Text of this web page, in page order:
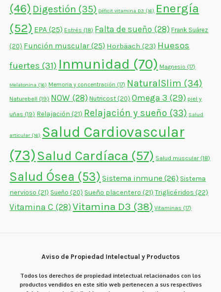
(46) Digestión (35) Déficit vitamina D3 (16) Energía
(52) EPA (25) Estrés (18) Falta de sueño (28) Frank Suárez
(20) Función muscular (25) Horbäach (23) Huesos
fuertes (31) Inmunidad (70) Magnesio (17)
Melatonina (16) Memoria y concentración (17) NaturalSlim (34)
Naturebell (19) NOW (28) Nutricost (20) Omega 3 (29) piel y
uñas (19) Relajación (21) Relajación y sueño (33) Salud
articular (16) Salud Cardiovascular
(73)Salud Cardíaca (57) Salud muscular(18)
Salud Ósea (53) Sistema inmune (26) Sistema
nervioso (21) Sueño (20) Sueño placentero (21) Triglicéridos (22)
Vitamina C (28) Vitamina D3 (38) Vitaminas (17)
Aviso de Propiedad Intelectual y Productos
Todos los derechos de propiedad intelectual relacionados con los
productos vendidos en este sitio web pertenecen a sus respectivos